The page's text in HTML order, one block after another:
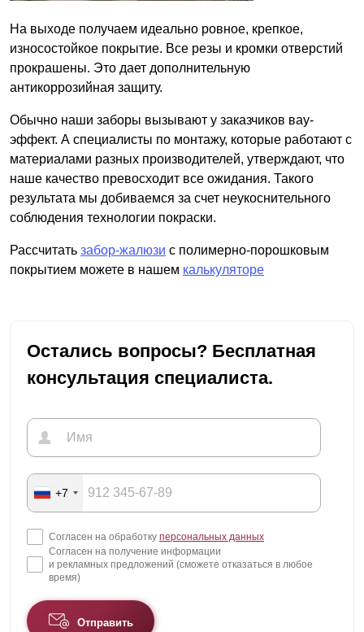
На выходе получаем идеально ровное, крепкое,
износостойкое покрытие. Все резы и кромки отверстий
прокрашены. Это дает дополнительную
антикоррозийная защиту.
Обычно наши заборы вызывают у заказчиков вау-
эффект. А специалисты по монтажу, которые работают с
материалами разных производителей, утверждают, что
наше качество превосходит все ожидания. Такого
результата мы добиваемся за счет неукоснительного
соблюдения технологии покраски.
Рассчитать забор-жалюзи с полимерно-порошковым
покрытием можете в нашем калькуляторе
Остались вопросы? Бесплатная
консультация специалиста.
+7
Согласен на обработку персональных данных
Согласен на получение информации
и рекламных предложений (сможете отказаться в любое
время)
Отправить